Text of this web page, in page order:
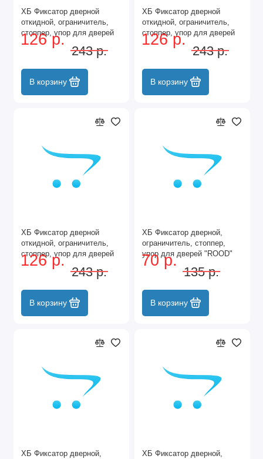
ХБ Фиксатор дверной
откидной, ограничитель,
стоппер, упор для дверей
Козья ножка 100мм Цвет:
126 р.
243 р.
В корзину
ХБ Фиксатор дверной
откидной, ограничитель,
стоппер, упор для дверей
Козья ножка 100мм Цвет:
126 р.
243 р.
В корзину
ХБ Фиксатор дверной
откидной, ограничитель,
стоппер, упор для дверей
Козья ножка 100мм Цвет:
SN - Матовый никель
126 р.
243 р.
В корзину
ХБ Фиксатор дверной,
ограничитель, стоппер,
упор для дверей "ROOD"
Цвет: AB - Бронза
70 р.
135 р.
В корзину
ХБ Фиксатор дверной,
ХБ Фиксатор дверной,